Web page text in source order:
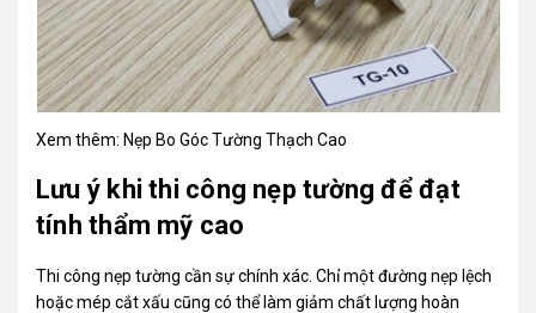
Xem thêm: Nẹp Bo Góc Tường Thạch Cao
Lưu ý khi thi công nẹp tường để đạt
tính thẩm mỹ cao
Thi công nẹp tường cần sự chính xác. Chỉ một đường nẹp lệch
hoặc mép cắt xấu cũng có thể làm giảm chất lượng hoàn